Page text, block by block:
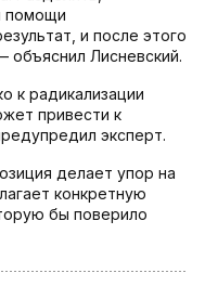
помощи
и после этого
объяснил Лисневский.
к радикализации
привести к
эксперт.
делает упор на
конкретную
бы поверило